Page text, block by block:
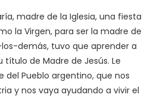
madre de la Iglesia, una fiesta
la Virgen, para ser la madre de
demás, tuvo que aprender a
título de Madre de Jesús. Le
del Pueblo argentino, que nos
y nos vaya ayudando a vivir el